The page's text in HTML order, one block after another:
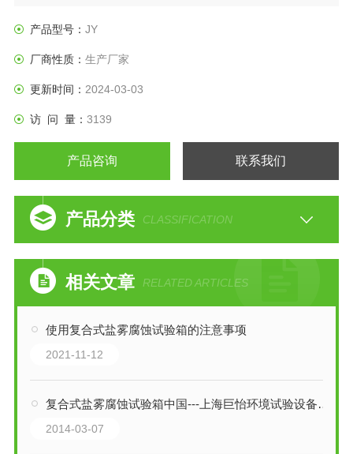
产品型号： JY
厂商性质： 生产厂家
更新时间： 2024-03-03
访 问 量： 3139
产品咨询 联系我们
产品分类 CLASSIFICATION
相关文章 RELATED ARTICLES
使用复合式盐雾腐蚀试验箱的注意事项
2021-11-12
复合式盐雾腐蚀试验箱中国---上海巨怡环境试验设备有限公司
2014-03-07